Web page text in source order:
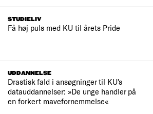
STUDIELIV
Få høj puls med KU til årets Pride
UDDANNELSE
Drastisk fald i ansøgninger til KU's
datauddannelser: »De unge handler på
en forkert mavefornemmelse«